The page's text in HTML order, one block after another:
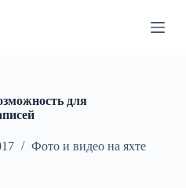
для
Фото и видео на яхте